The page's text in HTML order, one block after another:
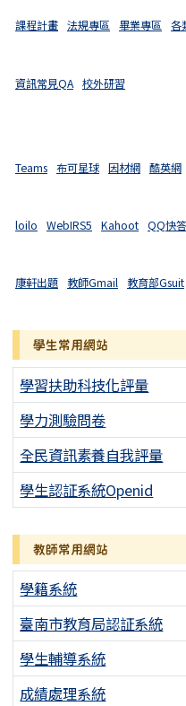
課程計畫 法規專區 畢業專區 各
資訊常見QA 校外研習
Teams 布可星球 因材網 酷英網
loilo WebIRS5 Kahoot QQ快答
康軒出題 教師Gmail 教育部Gsuit
學生常用網站
學習扶助科技化評量
學力測驗問卷
全民資訊素養自我評量
學生認証系統Openid
教師常用網站
學籍系統
臺南市教育局認証系統
學生輔導系統
成績處理系統